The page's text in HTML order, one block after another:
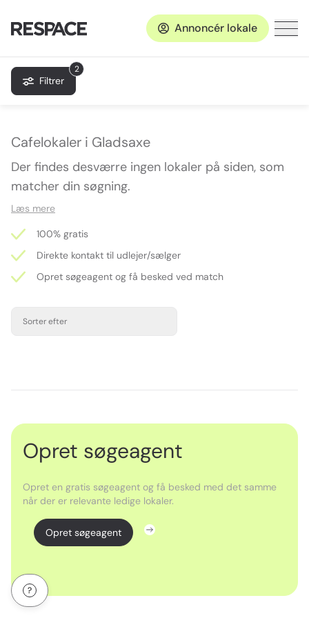
Annoncér lokale
2
Filtrer
Cafelokaler i Gladsaxe
Der findes desværre ingen lokaler på siden, som
matcher din søgning.
Læs mere
100% gratis
Direkte kontakt til udlejer/sælger
Opret søgeagent og få besked ved match
Sorter efter
Opret søgeagent
Opret en gratis søgeagent og få besked med det samme
når der er relevante ledige lokaler.
Opret søgeagent